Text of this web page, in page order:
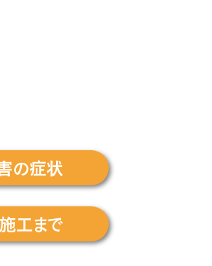
の症状
工まで